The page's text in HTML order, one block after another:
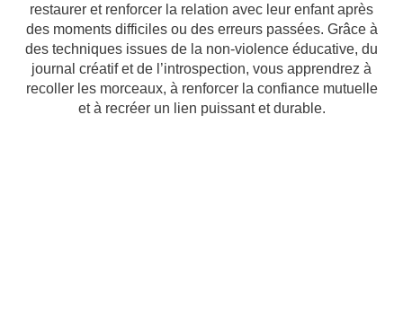
restaurer et renforcer la relation avec leur enfant après
des moments difficiles ou des erreurs passées. Grâce à
des techniques issues de la non-violence éducative, du
journal créatif et de l’introspection, vous apprendrez à
recoller les morceaux, à renforcer la confiance mutuelle
et à recréer un lien puissant et durable.